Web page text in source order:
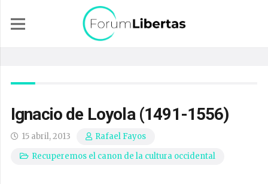
Ignacio de Loyola (1491-1556)
15 abril, 2013
Rafael Fayos
Recuperemos el canon de la cultura occidental